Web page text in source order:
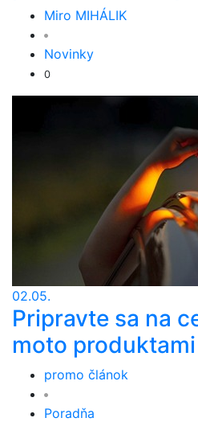
Miro MIHÁLIK
Novinky
0
02.05.
Pripravte sa na
moto produktami
promo článok
Poradňa